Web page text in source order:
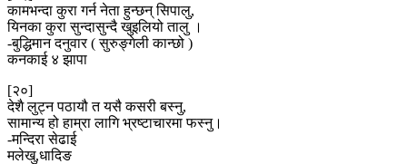
कामभन्दा कुरा गर्न नेता हुन्छन् सिपालु,
यिनका कुरा सुन्दासुन्दै खुइलियो तालु ।
-बुद्धिमान दनुवार ( सुरुङ्गेली कान्छो )
कनकाई ४ झापा
[२०]
देशै लुट्न पठायौ त यसै कसरी बस्नु,
सामान्य हो हाम्रा लागि भ्रष्टाचारमा फस्नु।
-मन्दिरा सेढाई
मलेखु,धादिङ